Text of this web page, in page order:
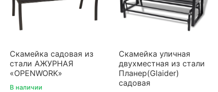
Скамейка садовая из
стали АЖУРНАЯ
«OPENWORK»
В наличии
Скамейка уличная
двухместная из стали
Планер(Glaider)
садовая